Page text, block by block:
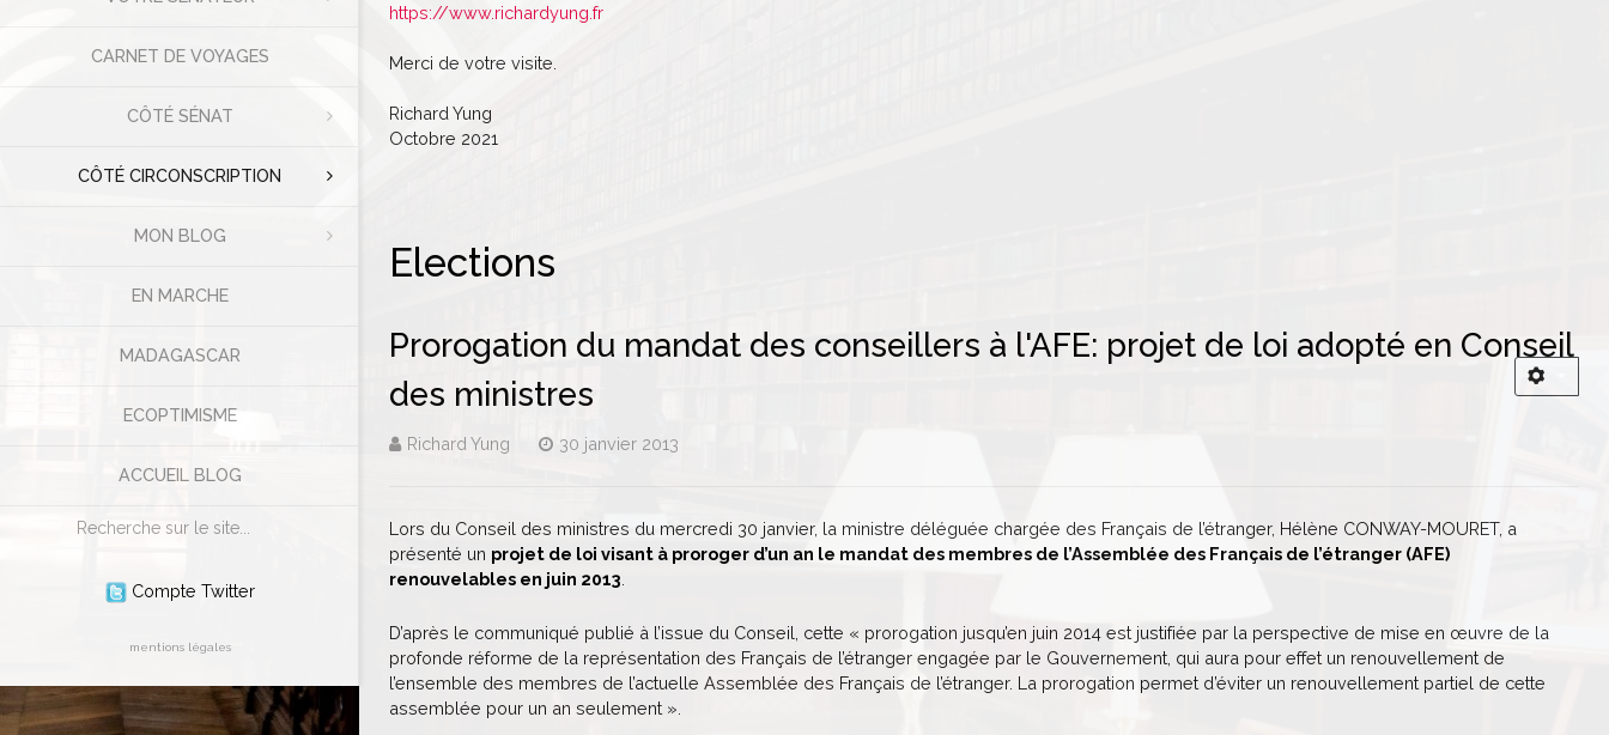
CARNET DE VOYAGES
CÔTÉ SÉNAT
CÔTÉ CIRCONSCRIPTION
MON BLOG
EN MARCHE
MADAGASCAR
ECOPTIMISME
ACCUEIL BLOG
Rechercher
Compte Twitter
mentions légales
https://www.richardyung.fr
Merci de votre visite.
Richard Yung
Octobre 2021
Elections
Prorogation du mandat des conseillers à l'AFE: projet de loi adopté en Conseil
des ministres
Richard Yung 30 janvier 2013
Lors du Conseil des ministres du mercredi 30 janvier, la ministre déléguée chargée des Français de l’étranger, Hélène CONWAY-MOURET, a
présenté un projet de loi visant à proroger d’un an le mandat des membres de l’Assemblée des Français de l’étranger (AFE)
renouvelables en juin 2013
D’après le communiqué publié à l’issue du Conseil, cette « prorogation jusqu’en juin 2014 est justifiée par la perspective de mise en œuvre de la
profonde réforme de la représentation des Français de l’étranger engagée par le Gouvernement, qui aura pour effet un renouvellement de
l’ensemble des membres de l’actuelle Assemblée des Français de l’étranger. La prorogation permet d’éviter un renouvellement partiel de cette
assemblée pour un an seulement ».